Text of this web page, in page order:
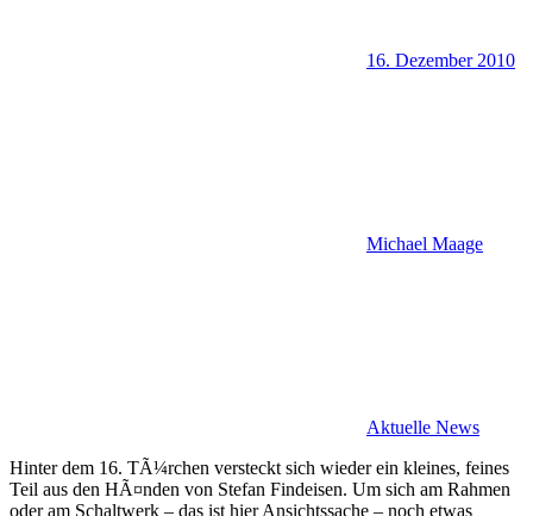
16. Dezember 2010
Michael Maage
Aktuelle News
Hinter dem 16. TÃ¼rchen versteckt sich wieder ein kleines, feines
Teil aus den HÃ¤nden von Stefan Findeisen. Um sich am Rahmen
oder am Schaltwerk – das ist hier Ansichtssache – noch etwas